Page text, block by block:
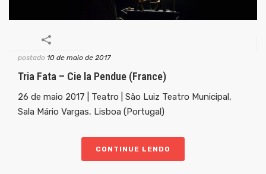
postado 10 de maio de 2017
Tria Fata – Cie la Pendue (France)
26 de maio 2017 | Teatro | São Luiz Teatro Municipal,
Sala Mário Vargas, Lisboa (Portugal)
CONTINUE LENDO